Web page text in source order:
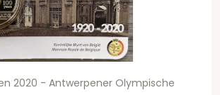
2020 - Antwerpener Olympische